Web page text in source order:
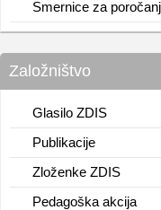
Smernice za
Založništvo
Glasilo ZDIS
Publikacije
Zloženke ZDIS
Pedagoška akcija